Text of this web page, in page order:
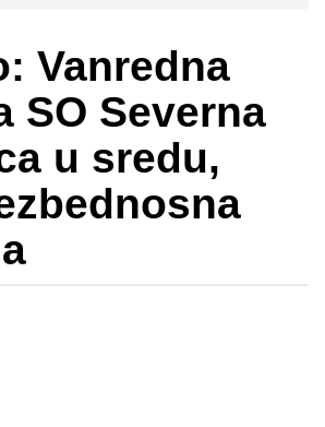
Vanredna
SO Severna
u sredu,